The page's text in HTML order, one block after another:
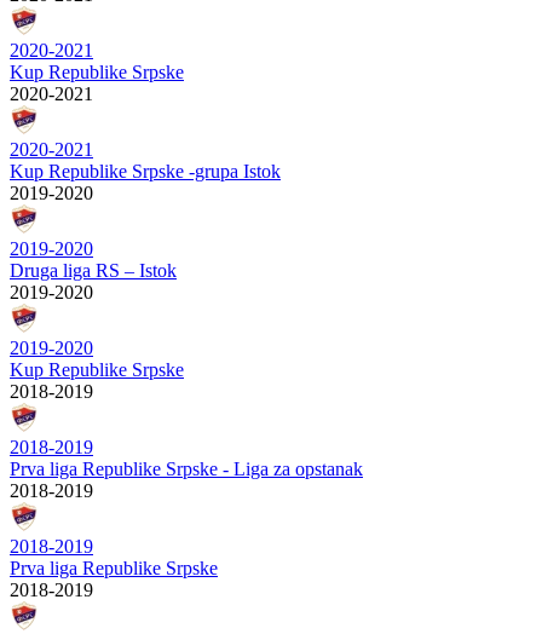
2020-2021
Kup Republike Srpske
2020-2021
2020-2021
Kup Republike Srpske -grupa Istok
2019-2020
2019-2020
Druga liga RS – Istok
2019-2020
2019-2020
Kup Republike Srpske
2018-2019
2018-2019
Prva liga Republike Srpske - Liga za opstanak
2018-2019
2018-2019
Prva liga Republike Srpske
2018-2019